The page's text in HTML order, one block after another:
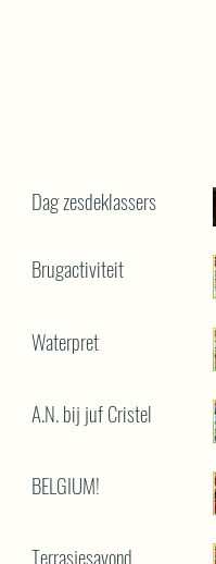
Dag zesdeklassers
Brugactiviteit
Waterpret
A.N. bij juf Cristel
BELGIUM!
Terrasjesavond